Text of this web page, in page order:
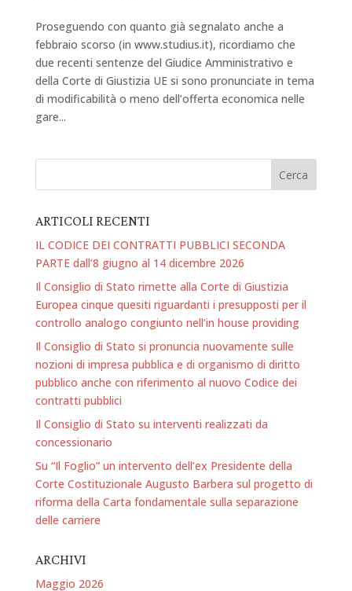
Proseguendo con quanto già segnalato anche a
febbraio scorso (in www.studius.it), ricordiamo che
due recenti sentenze del Giudice Amministrativo e
della Corte di Giustizia UE si sono pronunciate in tema
di modificabilità o meno dell’offerta economica nelle
gare...
ARTICOLI RECENTI
IL CODICE DEI CONTRATTI PUBBLICI SECONDA
PARTE dall’8 giugno al 14 dicembre 2026
Il Consiglio di Stato rimette alla Corte di Giustizia
Europea cinque quesiti riguardanti i presupposti per il
controllo analogo congiunto nell’in house providing
Il Consiglio di Stato si pronuncia nuovamente sulle
nozioni di impresa pubblica e di organismo di diritto
pubblico anche con riferimento al nuovo Codice dei
contratti pubblici
Il Consiglio di Stato su interventi realizzati da
concessionario
Su “Il Foglio” un intervento dell’ex Presidente della
Corte Costituzionale Augusto Barbera sul progetto di
riforma della Carta fondamentale sulla separazione
delle carriere
ARCHIVI
Maggio 2026